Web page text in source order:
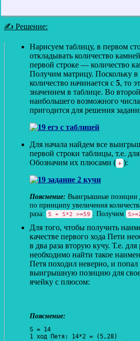
✍ Решение:
Нарисуем таблицу, в первом
откладывать количество
первой строке — количество
Получим матрицу. Поскольку в
количество начинается с 5, то
значением в таблице. Во
наибольшего возможного
пригодится для решения
Для начала найдем все
первой строки таблицы, т.е.
Обозначим их плюсами ( + ):
Выигрышные позиции
по принципу увеличения
раза:
5 + S*2 >=59 . Получим
Для того, чтобы получить
качестве первого хода Пети
в два раза вторую кучу. Т.е.
необходимо найти такое
Петя походил неверно, и
выигрышную позицию для
ячейку с плюсом:
S = 14
1 ход Петя: 14*2 = (5,28)